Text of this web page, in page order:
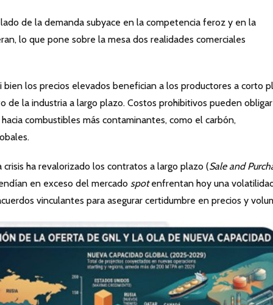
de la demanda subyace en la competencia feroz y en la
lo que pone sobre la mesa dos realidades comerciales
bien los precios elevados benefician a los productores a corto
de la industria a largo plazo. Costos prohibitivos pueden
combustibles más contaminantes, como el carbón,
crisis ha revalorizado los contratos a largo plazo (Sale and
en exceso del mercado spotenfrentan hoy una
vinculantes para asegurar certidumbre en precios y